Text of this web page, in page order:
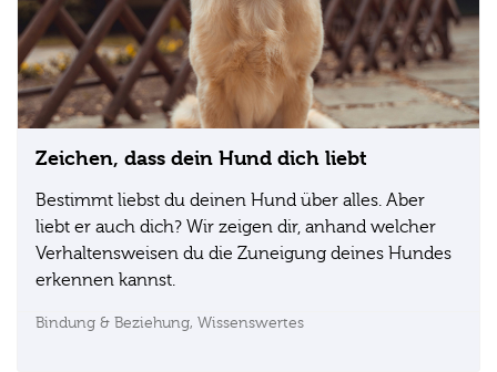
Zeichen, dass dein Hund dich liebt
Bestimmt liebst du deinen Hund über alles. Aber
liebt er auch dich? Wir zeigen dir, anhand welcher
Verhaltensweisen du die Zuneigung deines Hundes
erkennen kannst.
Bindung & Beziehung, Wissenswertes